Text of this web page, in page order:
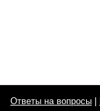
Ответы на вопросы